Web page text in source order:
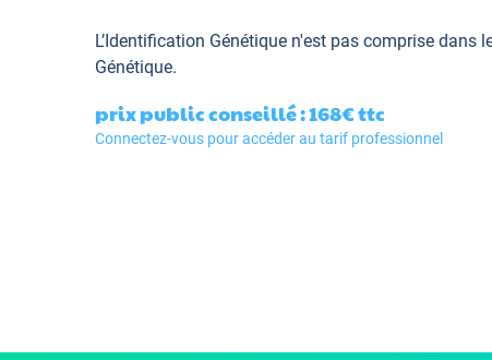
L’Identification Génétique n'est pas comprise dans
Génétique.
prix public conseillé : 168€ttc
Connectez-vous pour accéder au tarif professionnel